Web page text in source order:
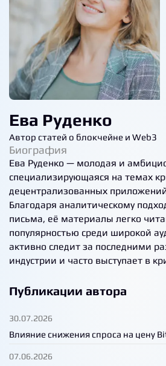
Ева Руденко
Автор статей о блокчейне и Web3
Биография
Ева Руденко — молодая и
специализирующаяся на темах
децентрализованных
Благодаря аналитическому
письма, её материалы легко
популярностью среди широкой
активно следит за последними
индустрии и часто выступает в
Публикации автора
30.07.2026
Влияние снижения спроса на цену
07.06.2026